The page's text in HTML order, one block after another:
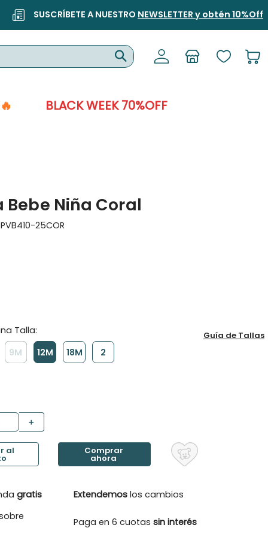
SUSCRÍBETE A NUESTRO NEWSLETTER y obtén 10%Off
BLACK WEEK 70%OFF
Bebe Niña Coral
PVB410-25COR
9M 12M 18M 2
Guía de Tallas
＋
gratis
Extendemos los cambios
Paga en 6 cuotassin interés